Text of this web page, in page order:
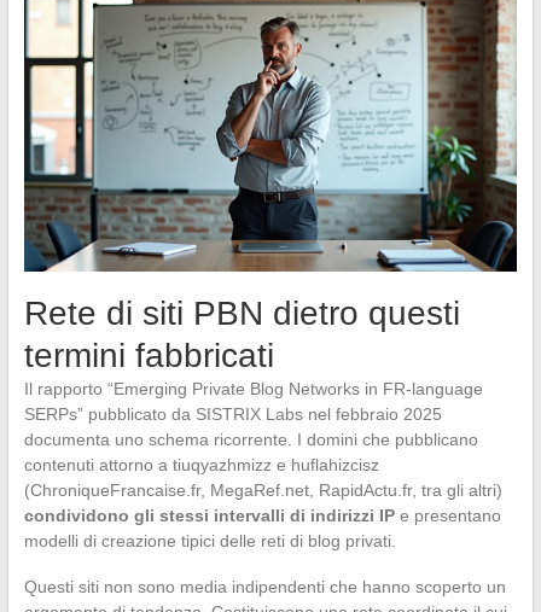
Rete di siti PBN dietro questi
termini fabbricati
Il rapporto “Emerging Private Blog Networks in FR-language
SERPs” pubblicato da SISTRIX Labs nel febbraio 2025
documenta uno schema ricorrente. I domini che pubblicano
contenuti attorno a tiuqyazhmizz e huflahizcisz
(ChroniqueFrancaise.fr, MegaRef.net, RapidActu.fr, tra gli altri)
condividono gli stessi intervalli di indirizzi IPe presentano
modelli di creazione tipici delle reti di blog privati.
Questi siti non sono media indipendenti che hanno scoperto un